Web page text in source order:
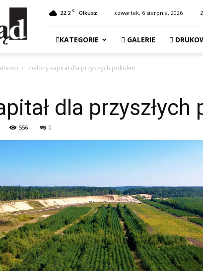
22.2 C Olkusz czwartek, 6 sierpnia, 2026
KATEGORIE GALERIE
Zielony kapitał dla przyszłych pokoleń
dla przyszłych
556 0